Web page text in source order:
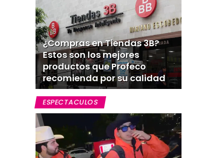
¿Compras en Tiendas 3B?
Estos son los mejores
productos que Profeco
recomienda por su calidad
ESPECTACULOS